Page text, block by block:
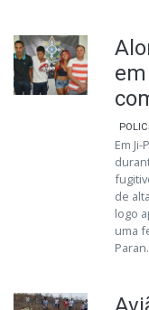
Em
de
logo
uma